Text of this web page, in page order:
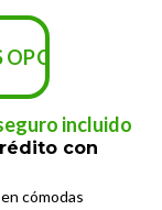
DE
incluido
con
cómodas